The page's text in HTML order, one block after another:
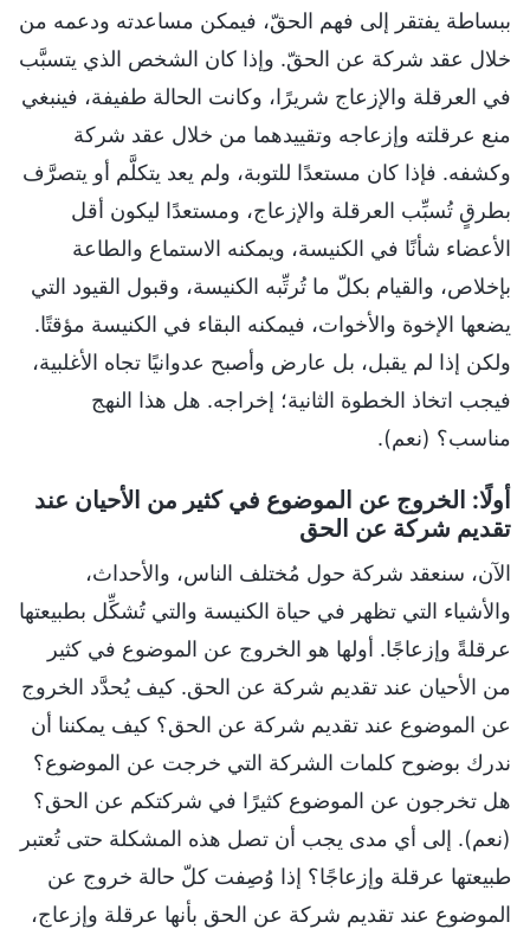
ببساطة يفتقر إلى فهم الحقّ، فيمكن مساعدته ودعمه من
خلال عقد شركة عن الحقّ. وإذا كان الشخص الذي يتسبَّب
في العرقلة والإزعاج شريرًا، وكانت الحالة طفيفة، فينبغي
منع عرقلته وإزعاجه وتقييدهما من خلال عقد شركة
وكشفه. فإذا كان مستعدًا للتوبة، ولم يعد يتكلَّم أو يتصرَّف
بطرقٍ تُسبِّب العرقلة والإزعاج، ومستعدًا ليكون أقل
الأعضاء شأنًا في الكنيسة، ويمكنه الاستماع والطاعة
بإخلاص، والقيام بكلّ ما تُرتِّبه الكنيسة، وقبول القيود التي
يضعها الإخوة والأخوات، فيمكنه البقاء في الكنيسة مؤقتًا.
ولكن إذا لم يقبل، بل عارض وأصبح عدوانيًا تجاه الأغلبية،
فيجب اتخاذ الخطوة الثانية؛ إخراجه. هل هذا النهج
مناسب؟ (نعم).
أولًا: الخروج عن الموضوع في كثير من الأحيان عند
تقديم شركة عن الحق
الآن، سنعقد شركة حول مُختلف الناس، والأحداث،
والأشياء التي تظهر في حياة الكنيسة والتي تُشكِّل بطبيعتها
عرقلةً وإزعاجًا. أولها هو الخروج عن الموضوع في كثير
من الأحيان عند تقديم شركة عن الحق. كيف يُحدَّد الخروج
عن الموضوع عند تقديم شركة عن الحق؟ كيف يمكننا أن
ندرك بوضوح كلمات الشركة التي خرجت عن الموضوع؟
هل تخرجون عن الموضوع كثيرًا في شركتكم عن الحق؟
(نعم). إلى أي مدى يجب أن تصل هذه المشكلة حتى تُعتبر
طبيعتها عرقلة وإزعاجًا؟ إذا وُصِفت كلّ حالة خروج عن
الموضوع عند تقديم شركة عن الحق بأنها عرقلة وإزعاج،